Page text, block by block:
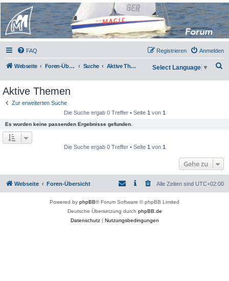
Micro Magic Forum
Deutschland
FAQ Anmelden
Registrieren
Webseite Foren-Übersicht Suche Aktive Themen Select Language ▼
Aktive Themen
Zur erweiterten Suche
Die Suche ergab 0 Treffer • Seite 1 von 1
Es wurden keine passenden Ergebnisse gefunden.
Die Suche ergab 0 Treffer • Seite 1 von 1
Gehe zu
Webseite Foren-Übersicht Alle Zeiten sind UTC+02:00
Powered by phpBB® Forum Software © phpBB Limited
Deutsche Übersetzung durch phpBB.de
Datenschutz| Nutzungsbedingungen